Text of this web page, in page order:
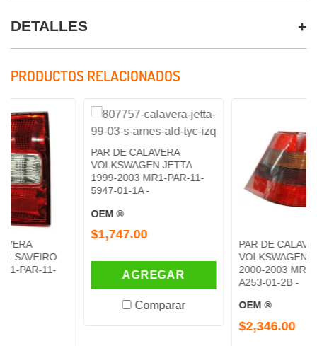
DETALLES
PRODUCTOS RELACIONADOS
PAR DE CALAVERA
VOLKSWAGEN JETTA
1999-2003 MR1-PAR-11-
5947-01-1A -
OEM ®
$1,747.00
AGREGAR
Comparar
PAR DE CALAVERA
VOLKSWAGEN GOLF
2000-2003 MR1-PAR-11-
A253-01-2B -
OEM ®
$2,346.00